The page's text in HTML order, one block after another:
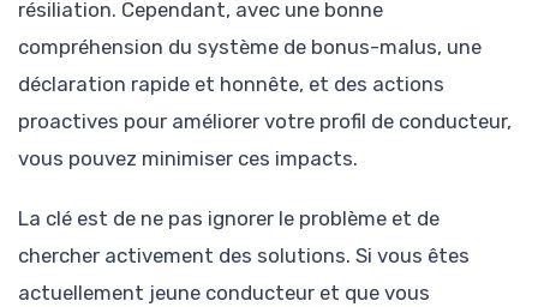
résiliation. Cependant, avec une bonne
compréhension du système de bonus-malus, une
déclaration rapide et honnête, et des actions
proactives pour améliorer votre profil de conducteur,
vous pouvez minimiser ces impacts.
La clé est de ne pas ignorer le problème et de
chercher activement des solutions. Si vous êtes
actuellement jeune conducteur et que vous